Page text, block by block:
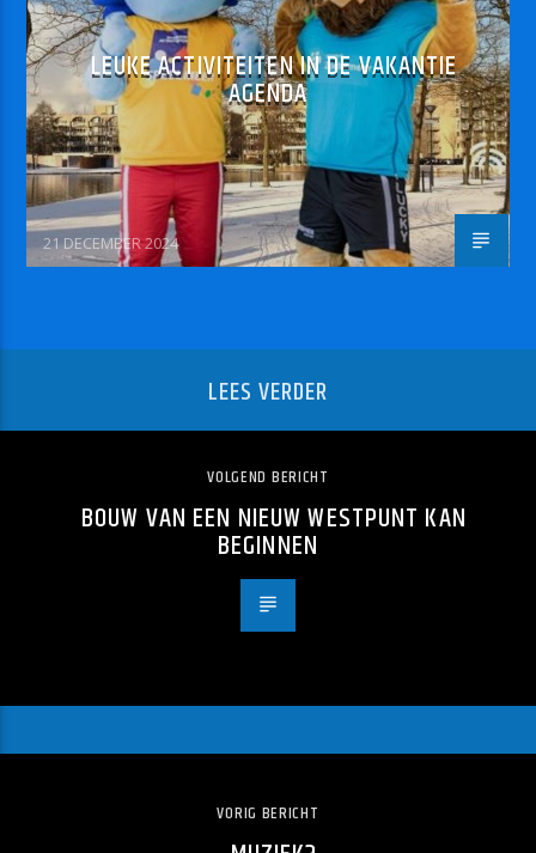
LEUKE ACTIVITEITEN IN DE VAKANTIE
AGENDA
21 DECEMBER 2024
LEES VERDER
VOLGEND BERICHT
BOUW VAN EEN NIEUW WESTPUNT KAN
BEGINNEN
VORIG BERICHT